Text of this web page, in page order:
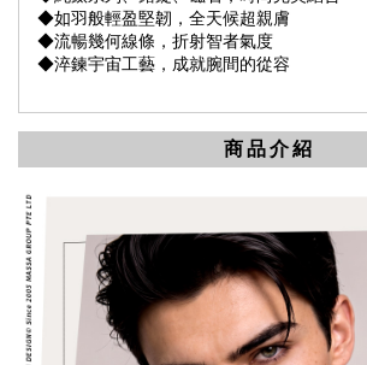
◆如羽般輕盈堅韌，全天候超親膚
◆流暢幾何線條，折射智者氣度
◆淬鍊宇宙工藝，成就腕間的從容
商品介紹